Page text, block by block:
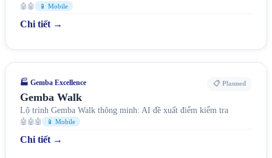
🤖🤖 📱 Mobile
Chi tiết →
🏭 Gemba Excellence 📋 Planned
Gemba Walk
Lộ trình Gemba Walk thông minh: AI đề xuất điểm kiểm tra
🤖🤖🤖 📱 Mobile
Chi tiết →